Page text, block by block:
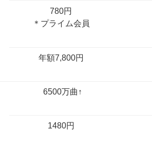
780円 ​
＊プライム会員 ​
年額7,800円 ​
6500万曲↑ ​​
1480円 ​